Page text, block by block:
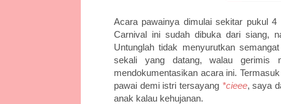
Acara pawainya dimulai sekitar pukul
Carnival ini sudah dibuka dari siang,
Untunglah tidak menyurutkan
sekali yang datang, walau gerimis
mendokumentasikan acara ini.
pawai demi istri tersayang *cieee, saya
anak kalau kehujanan.